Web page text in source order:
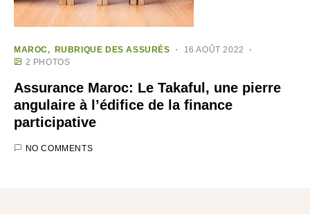
MAROC RUBRIQUE DES ASSURÉS
16 AOÛT 2022
2 PHOTOS
Assurance Maroc: Le Takaful, une pierre
angulaire à l’édifice de la finance
participative
NO COMMENTS